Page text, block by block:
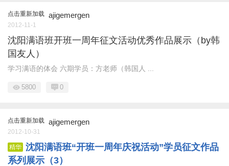
点击重新加载 ajigemergen
2012-11-1
沈阳满语班开班一周年征文活动优秀作品展示（by韩
国友人）
学习满语的体会 六期学员：方老师（韩国人 ...
5800 0
点击重新加载 ajigemergen
2012-10-31
精华 沈阳满语班“开班一周年庆祝活动”学员征文作品
系列展示（3）